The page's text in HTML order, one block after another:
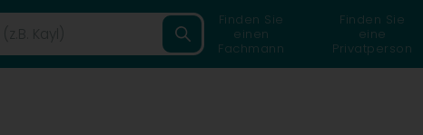
Finden Sie
einen
Fachmann
Finden Sie
eine
Privatperson